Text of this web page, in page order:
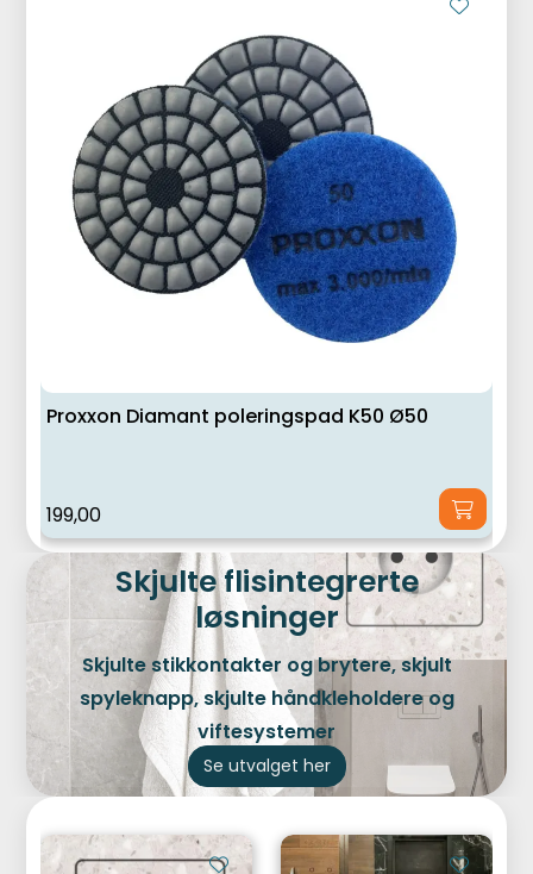
Proxxon Diamant poleringspad K50 Ø50
199,00
Skjulte flisintegrerte
løsninger
Skjulte stikkontakter og brytere, skjult
spyleknapp, skjulte håndkleholdere og
viftesystemer
Se utvalget her